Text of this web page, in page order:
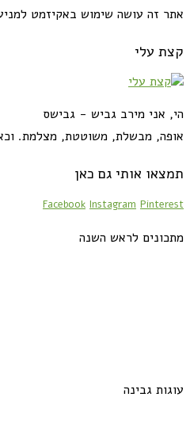
אתר זה עושה שימוש באקיזמט
קצת עלי
הי, אני מירב גביש - גבישס
אופה, מבשלת, משוטטת, מצלמת.
תמצאו אותי גם כאן
Facebook Instagram Pinterest
מתכונים לראש השנה
עוגות גבינה